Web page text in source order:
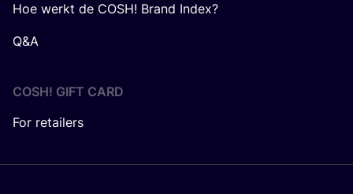
Hoe werkt de COSH! Brand Index?
Q&A
COSH! GIFT CARD
For retailers